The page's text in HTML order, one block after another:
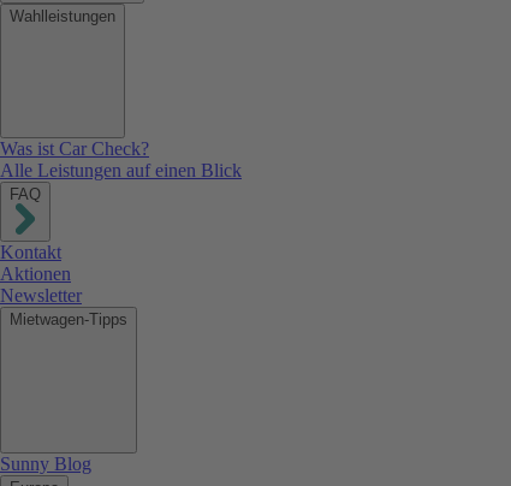
Wahlleistungen
Was ist Car Check?
Alle Leistungen auf einen Blick
FAQ
Kontakt
Aktionen
Newsletter
Mietwagen-Tipps
Sunny Blog